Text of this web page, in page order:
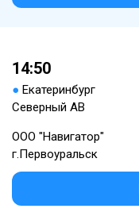
14:50
● Екатеринбург
Северный АВ
ООО "Навигатор"
г.Первоуральск